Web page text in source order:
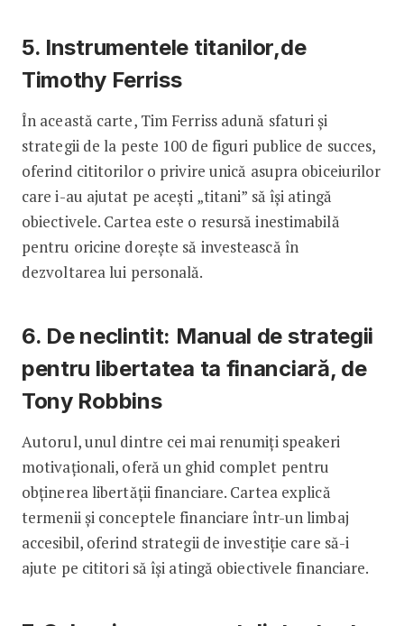
5. Instrumentele titanilor,de
Timothy Ferriss
În această carte, Tim Ferriss adună sfaturi și
strategii de la peste 100 de figuri publice de succes,
oferind cititorilor o privire unică asupra obiceiurilor
care i-au ajutat pe acești „titani” să își atingă
obiectivele. Cartea este o resursă inestimabilă
pentru oricine dorește să investească în
dezvoltarea lui personală.
6. De neclintit: Manual de strategii
pentru libertatea ta financiară, de
Tony Robbins
Autorul, unul dintre cei mai renumiți speakeri
motivaționali, oferă un ghid complet pentru
obținerea libertății financiare. Cartea explică
termenii și conceptele financiare într-un limbaj
accesibil, oferind strategii de investiție care să-i
ajute pe cititori să își atingă obiectivele financiare.